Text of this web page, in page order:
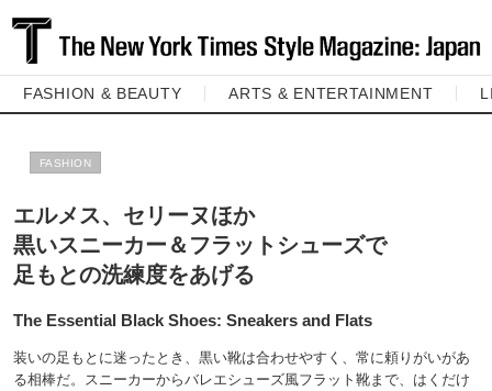
FASHION & BEAUTY ARTS & ENTERTAINMENT
FASHION
エルメス、セリーヌほか
黒いスニーカー＆フラットシューズで
足もとの洗練度をあげる
The Essential Black Shoes: Sneakers and Flats
装いの足もとに迷ったとき、黒い靴は合わせやすく、常に頼りがいがあ
る相棒だ。スニーカーからバレエシューズ風フラット靴まで、はくだけ